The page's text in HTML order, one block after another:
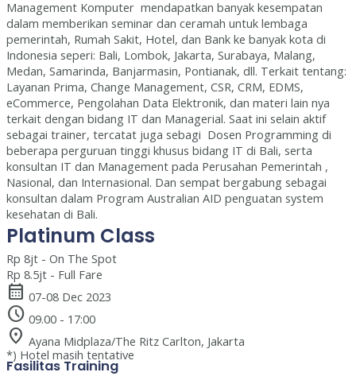
Management Komputer mendapatkan banyak kesempatan
dalam memberikan seminar dan ceramah untuk lembaga
pemerintah, Rumah Sakit, Hotel, dan Bank ke banyak kota di
Indonesia seperi: Bali, Lombok, Jakarta, Surabaya, Malang,
Medan, Samarinda, Banjarmasin, Pontianak, dll. Terkait tentang:
Layanan Prima, Change Management, CSR, CRM, EDMS,
eCommerce, Pengolahan Data Elektronik, dan materi lain nya
terkait dengan bidang IT dan Managerial. Saat ini selain aktif
sebagai trainer, tercatat juga sebagi Dosen Programming di
beberapa perguruan tinggi khusus bidang IT di Bali, serta
konsultan IT dan Management pada Perusahan Pemerintah ,
Nasional, dan Internasional. Dan sempat bergabung sebagai
konsultan dalam Program Australian AID penguatan system
kesehatan di Bali.
Platinum Class
Rp 8jt - On The Spot
Rp 8.5jt - Full Fare
calendar_month 07-08 Dec 2023
schedule 09.00 - 17:00
location_on Ayana Midplaza/The Ritz Carlton, Jakarta
*) Hotel masih tentative
Fasilitas Training